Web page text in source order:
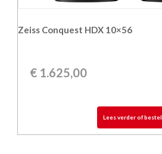
Zeiss Conquest HDX 10×56
€ 1.625,00
Lees verder of bestel